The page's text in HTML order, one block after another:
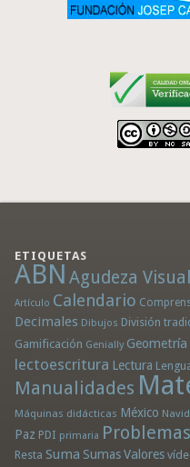
ETIQUETAS
ABN Agudeza Visual
Artículo Calendario
Decimales Dibujos División
Gamificación Genially Geometría
lectoescritura Lectura
Manualidades
Máquinas didácticas México
Paz PDI primaria Problemas
Resta Suma Sumas Valores